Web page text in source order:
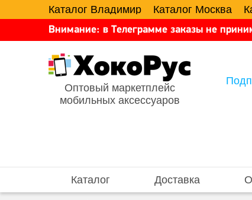
Каталог Владимир Каталог Москва
Внимание: в Телеграмме заказы не
Оптовый маркетплейс
мобильных аксессуаров
Каталог Доставка